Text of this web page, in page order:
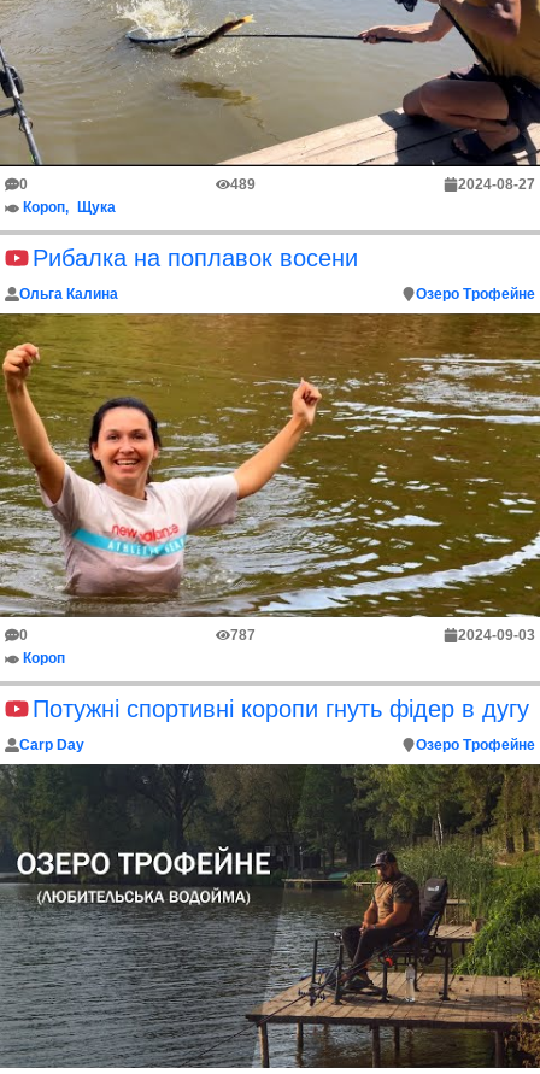
0 489
2024-08-27
Короп
Щука
Рибалка на поплавок восени
Ольга Калина Озеро Трофейне
0 787
2024-09-03
Короп
Потужні спортивні коропи гнуть фідер в дугу
Carp Day Озеро Трофейне